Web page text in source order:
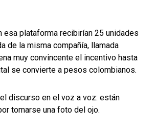
esa plataforma recibirían 25 unidades
de la misma compañía, llamada
muy convincente el incentivo hasta
se convierte a pesos colombianos.
discurso en el voz a voz: están
tomarse una foto del ojo.